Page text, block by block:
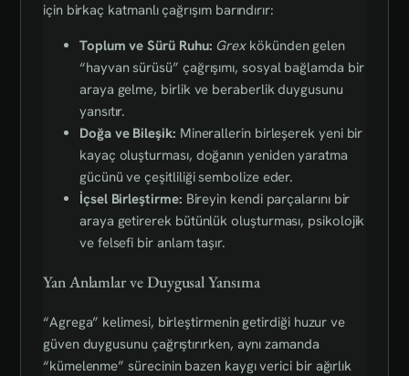
için birkaç katmanlı çağrışım barındırır:
Toplum ve Sürü Ruhu: Grexkökünden gelen
“hayvan sürüsü” çağrışımı, sosyal bağlamda bir
araya gelme, birlik ve beraberlik duygusunu
yansıtır.
Doğa ve Bileşik: Minerallerin birleşerek yeni bir
kayaç oluşturması, doğanın yeniden yaratma
gücünü ve çeşitliliği sembolize eder.
İçsel Birleştirme: Bireyin kendi parçalarını bir
araya getirerek bütünlük oluşturması, psikolojik
ve felsefi bir anlam taşır.
Yan Anlamlar ve Duygusal Yansıma
“Agrega” kelimesi, birleştirmenin getirdiği huzur ve
güven duygusunu çağrıştırırken, aynı zamanda
“kümelenme” sürecinin bazen kaygı verici bir ağırlık